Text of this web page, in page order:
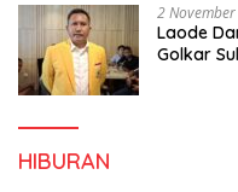
2
Laode
Golkar
HIBURAN